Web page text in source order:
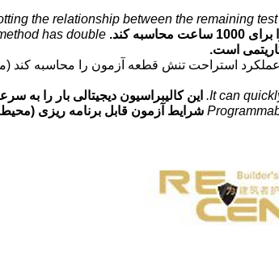
the relationship between the remaining
کند.
has double
است.
عملکرد استراحت تنش قطعه آزمون را محاسبه
It can
این کالیبراسیون دیجیتالی بار را به
شرایط آزمون قابل برنامه ریزی